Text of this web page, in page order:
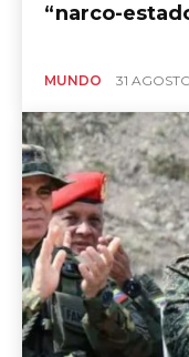
“narco-
MUNDO 31